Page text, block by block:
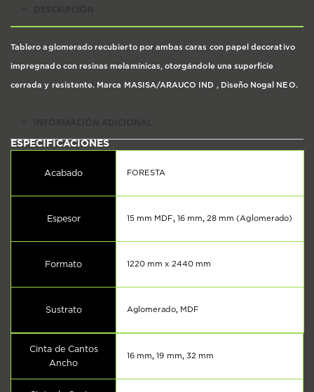
Tablero aglomerado recubierto por ambas caras con papel decorativo
impregnado con resinas melamínicas, otorgándole una superficie
cerrada y resistente. Marca MASISA/ARAUCO IND , Diseño Nogal NEO.
Acabado FORESTA
Espesor 15 mm MDF, 16 mm,28 mm (Aglomerado)
Formato 1220 mm x 2440 mm
Sustrato Aglomerado, MDF
Cinta de Cantos
Ancho
16 mm,19 mm, 32 mm